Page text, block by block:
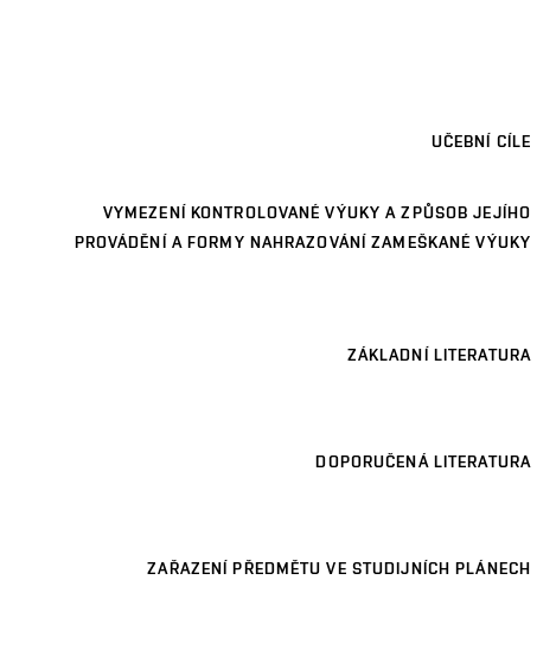
UČEBNÍ CÍLE
VYMEZENÍ KONTROLOVANÉ VÝUKY A ZPŮSOB JEJÍHO
PROVÁDĚNÍ A FORMY NAHRAZOVÁNÍ ZAMEŠKANÉ VÝUKY
ZÁKLADNÍ LITERATURA
DOPORUČENÁ LITERATURA
ZAŘAZENÍ PŘEDMĚTU VE STUDIJNÍCH PLÁNECH